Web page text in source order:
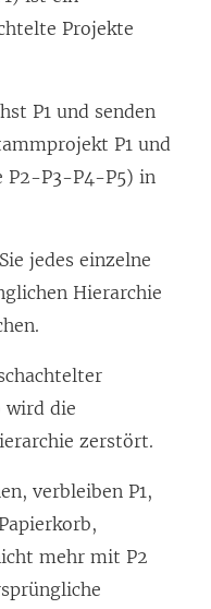
Projekte
P1 und senden
P1 und
P2-P3-P4-P5) in
jedes einzelne
Hierarchie
wird die
zerstört.
verbleiben P1,
mehr mit P2